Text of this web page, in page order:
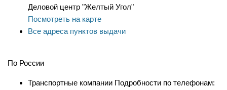
Деловой центр "Желтый Угол"
Посмотреть на карте
Все адреса пунктов выдачи
По России
Транспортные компании Подробности по телефонам: